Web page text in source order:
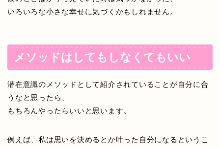
いろいろな小さな幸せに気づくかもしれません。
メソッドはしてもしなくてもいい
潜在意識のメソッドとして紹介されていることが自分に合
うなと思ったら、
もちろんやったらいいと思います。
例えば、私は思いを決めるとか叶った自分になるというこ